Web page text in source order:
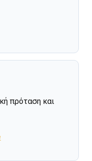
πρόταση και